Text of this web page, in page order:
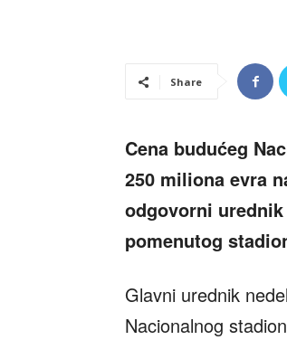
Share
Cena budućeg
250 miliona evra
odgovorni
pomenutog
Glavni urednik
Nacionalnog